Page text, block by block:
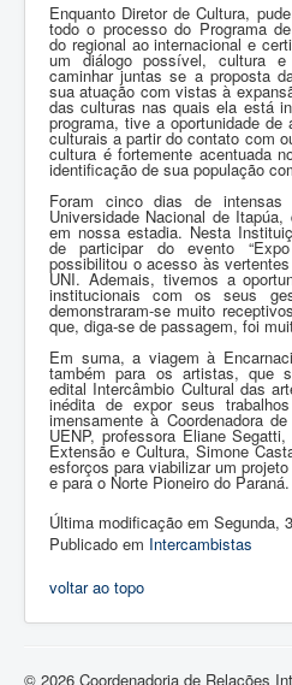
Enquanto Diretor de Cultura,
todo o processo do Programa
do regional ao internacional e
um diálogo possível, cultura e
caminhar juntas se a proposta
sua atuação com vistas à
das culturas nas quais ela está
programa, tive a oportunidade de
culturais a partir do contato com
cultura é fortemente acentuada
identificação de sua população
Foram cinco dias de intensas
Universidade Nacional de
em nossa estadia. Nesta
de participar do evento
possibilitou o acesso às
UNI. Ademais, tivemos a
institucionais com os seus
demonstraram-se muito
que, diga-se de passagem, foi
Em suma, a viagem à
também para os artistas, que
edital Intercâmbio Cultural das
inédita de expor seus
imensamente à Coordenadora
UENP, professora Eliane
Extensão e Cultura, Simone
esforços para viabilizar um
e para o Norte Pioneiro do Paraná.
Última modificação em Segunda,
Publicado em Intercambistas
voltar ao topo
© 2026 Coordenadoria de Relações